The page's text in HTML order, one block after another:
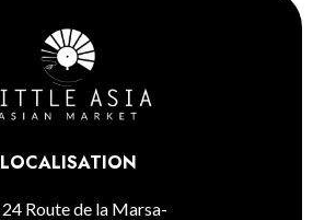
LOCALISATION
24 Route de la Marsa-